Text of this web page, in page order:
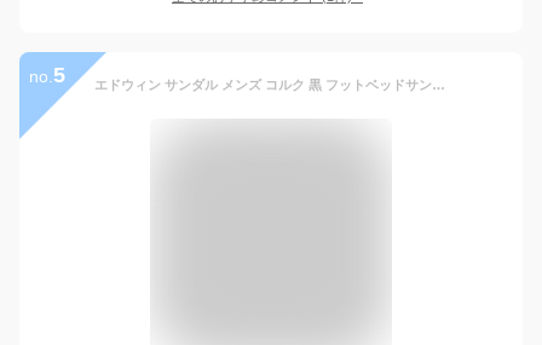
no. 5 エドウィン サンダル メンズ コルク 黒 フットベッドサンダル かかとストラップ 歩きやすい 疲れない 幅広 軽量 おしゃれ かかとなし EDWIN EB1001 EB1002 コンフォートサンダル 春 夏 靴【2306】送料無料